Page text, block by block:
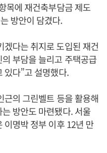
목에 재건축부담금 제도
방안이 담겼다.
겠다는 취지로 도입된 재건
부담을 늘리고 주택공급
있다”고 설명했다.
의 그린벨트 등을 활용해
방안도 마련됐다. 서울
이명박 정부 이후 12년 만